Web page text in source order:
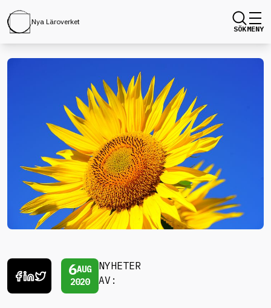
Nya Läroverket
SÖKMENY
6AUG
2020
NYHETER
AV: